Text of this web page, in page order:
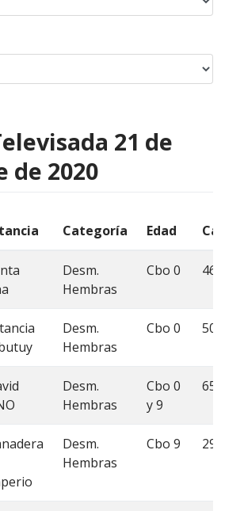
21 de
de 2020
Categoría Edad
Desm.
Hembras
Cbo 0 46
Desm.
Hembras
Cbo 0 50
Desm.
Hembras
Cbo 0
y 9
65
Desm.
Hembras
Cbo 9 29